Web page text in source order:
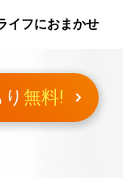
イフにおまかせ
無料!